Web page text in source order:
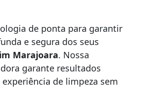
de ponta para garantir
e segura dos seus
Marajoara. Nossa
garante resultados
de limpeza sem